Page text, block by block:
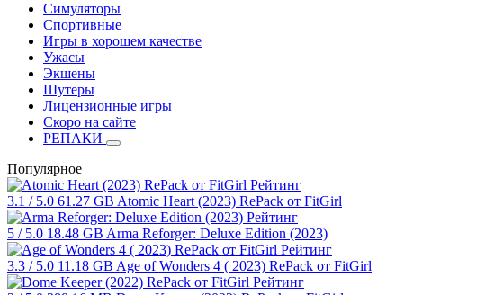
Симуляторы
Спортивные
Игры в хорошем качестве
Ужасы
Экшены
Шутеры
Лицензионные игры
Скоро на сайте
РЕПАКИ
Популярное
Рейтинг
3.1 / 5.0 61.27 GB Atomic Heart (2023) RePack от FitGirl
Рейтинг
5 / 5.0 18.48 GB Arma Reforger: Deluxe Edition (2023)
Рейтинг
3.3 / 5.0 11.18 GB Age of Wonders 4 ( 2023) RePack от FitGirl
Рейтинг